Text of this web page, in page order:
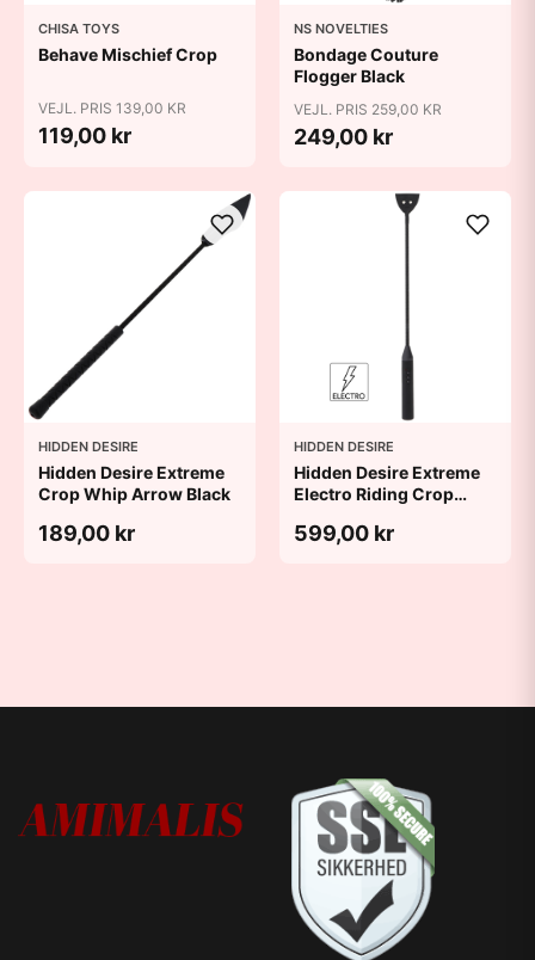
CHISA TOYS
Behave Mischief Crop
VEJL. PRIS 139,00 KR
119,00 kr
NS NOVELTIES
Bondage Couture
Flogger Black
VEJL. PRIS 259,00 KR
249,00 kr
HIDDEN DESIRE
Hidden Desire Extreme
Crop Whip Arrow Black
189,00 kr
HIDDEN DESIRE
Hidden Desire Extreme
Electro Riding Crop
599,00 kr